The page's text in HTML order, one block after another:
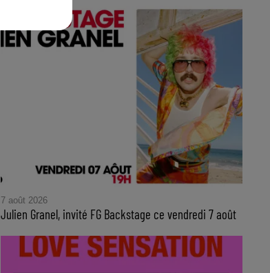
7 août 2026
Julien Granel, invité FG Backstage ce vendredi 7 août